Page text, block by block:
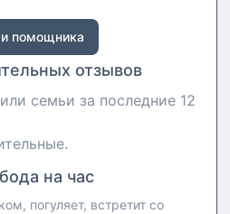
помощника
отзывов
семьи за последние 12
на час
погуляет, встретит со